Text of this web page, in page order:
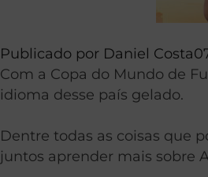
Publicado por Daniel Costa
Com a Copa do Mundo de
idioma desse país gelado.
Dentre todas as coisas que
juntos aprender mais sobre